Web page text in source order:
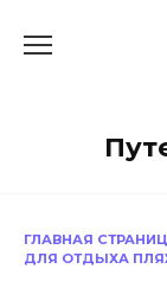
ГЛАВНАЯ
ДЛЯ ОТДЫХА